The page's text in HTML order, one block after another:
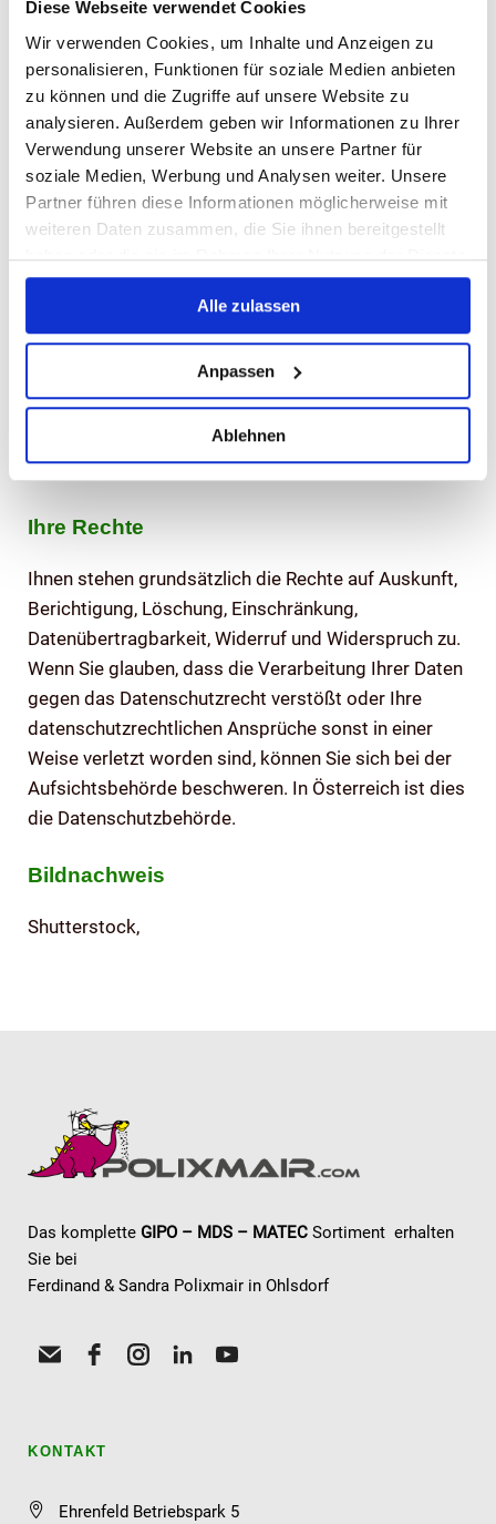
Diese Webseite verwendet Cookies
Wir verwenden Cookies, um Inhalte und Anzeigen zu
personalisieren, Funktionen für soziale Medien anbieten
zu können und die Zugriffe auf unsere Website zu
analysieren. Außerdem geben wir Informationen zu Ihrer
Verwendung unserer Website an unsere Partner für
soziale Medien, Werbung und Analysen weiter. Unsere
Partner führen diese Informationen möglicherweise mit
weiteren Daten zusammen, die Sie ihnen bereitgestellt
haben oder die sie im Rahmen Ihrer Nutzung der Dienste
gesammelt haben.
Alle zulassen
Anpassen
Ablehnen
stornieren. Senden Sie Ihre Stornierung bitte an
folgende E-Mail-Adresse: office@polixmair.com. Wir
löschen anschließend umgehend Ihre Daten im
Zusammenhang mit dem Newsletter-Versand.
Google Maps
Unsere Webseite hat keine automatische
Verbindung zu Google. Wir haben jedoch eine
Google. Dabei werden von Google auch Daten über
die Nutzung der Maps-Funktionen durch Besucher
erhoben, verarbeitet und genutzt. Nähere
Informationen erhalten Sie auf der betreffenden
Seite.
Ihre Rechte
Ihnen stehen grundsätzlich die Rechte auf Auskunft,
Berichtigung, Löschung, Einschränkung,
Datenübertragbarkeit, Widerruf und Widerspruch zu.
Wenn Sie glauben, dass die Verarbeitung Ihrer Daten
gegen das Datenschutzrecht verstößt oder Ihre
datenschutzrechtlichen Ansprüche sonst in einer
Weise verletzt worden sind, können Sie sich bei der
Aufsichtsbehörde beschweren. In Österreich ist dies
die Datenschutzbehörde.
Bildnachweis
Shutterstock,
Das komplette GIPO – MDS – MATEC Sortiment erhalten
Sie bei
Ferdinand & Sandra Polixmair in Ohlsdorf
KONTAKT
Ehrenfeld Betriebspark 5